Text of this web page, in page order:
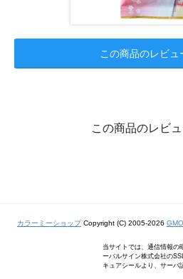
この商品のレビュ
この商品のレビ
カラーミーショップCopyright (C) 2005-2026
当サイトでは、通信情報の
ーバルサイン株式会社の
キュアシールより、サーバ